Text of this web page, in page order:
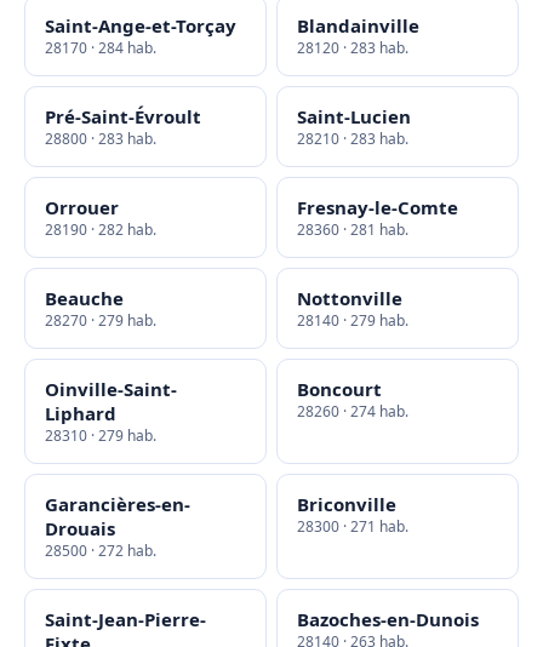
Saint-Ange-et-Torçay
28170 · 284 hab.
Blandainville
28120 · 283 hab.
Pré-Saint-Évroult
28800 · 283 hab.
Saint-Lucien
28210 · 283 hab.
Orrouer
28190 · 282 hab.
Fresnay-le-Comte
28360 · 281 hab.
Beauche
28270 · 279 hab.
Nottonville
28140 · 279 hab.
Oinville-Saint-
Liphard
28310 · 279 hab.
Boncourt
28260 · 274 hab.
Garancières-en-
Drouais
28500 · 272 hab.
Briconville
28300 · 271 hab.
Saint-Jean-Pierre-
Bazoches-en-Dunois
28140 · 263 hab.